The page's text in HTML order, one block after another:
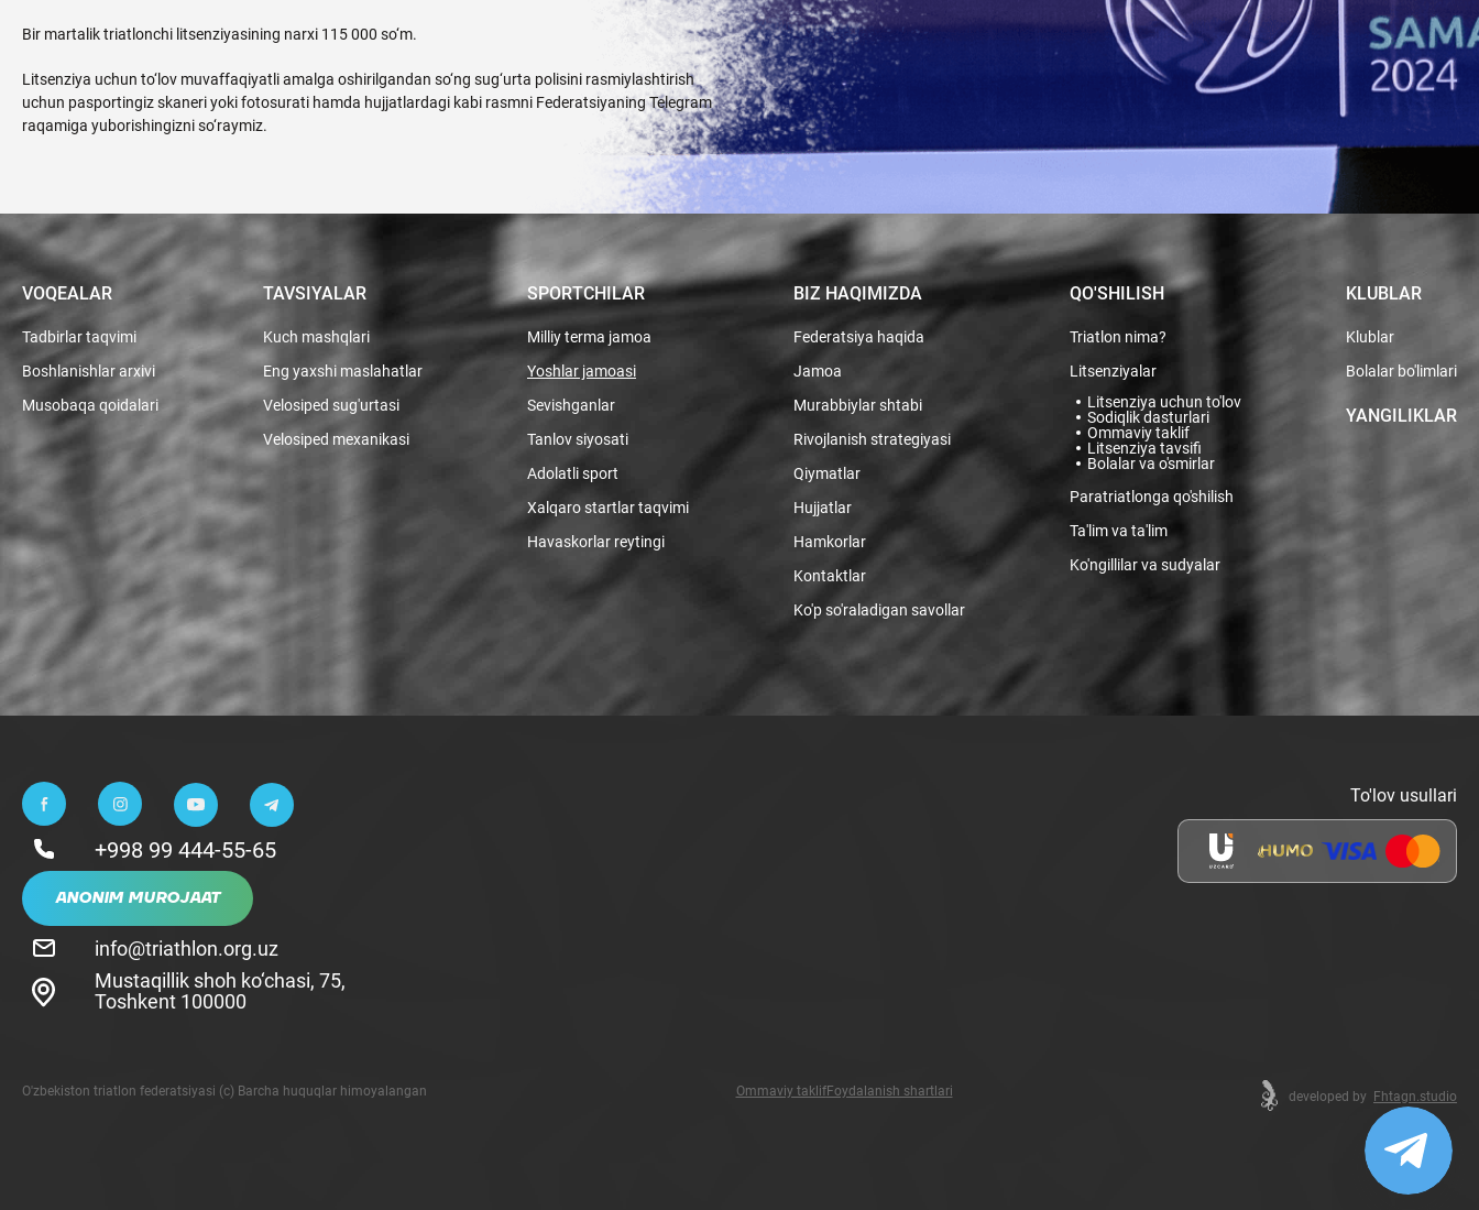
Bir martalik triatlonchi litsenziyasining narxi 115 000 so‘m.
Litsenziya uchun to‘lov muvaffaqiyatli amalga oshirilgandan so‘ng sug‘urta polisini rasmiylashtirish
uchun pasportingiz skaneri yoki fotosurati hamda hujjatlardagi kabi rasmni FederatsiyaningTelegram
raqamiga yuborishingizni so‘raymiz.
VOQEALAR
Tadbirlar taqvimi
Boshlanishlar arxivi
Musobaqa qoidalari
TAVSIYALAR
Kuch mashqlari
Eng yaxshi maslahatlar
Velosiped sug'urtasi
Velosiped mexanikasi
SPORTCHILAR
Milliy terma jamoa
Yoshlar jamoasi
Sevishganlar
Tanlov siyosati
Adolatli sport
Xalqaro startlar taqvimi
Havaskorlar reytingi
BIZ HAQIMIZDA
Federatsiya haqida
Jamoa
Murabbiylar shtabi
Rivojlanish strategiyasi
Qiymatlar
Hujjatlar
Hamkorlar
Kontaktlar
Ko'p so'raladigan savollar
QO'SHILISH
Triatlon nima?
Litsenziyalar
Litsenziya uchun to'lov
Sodiqlik dasturlari
Ommaviy taklif
Litsenziya tavsifi
Bolalar va o'smirlar
Paratriatlonga qo'shilish
Ta'lim va ta'lim
Ko'ngillilar va sudyalar
KLUBLAR
Klublar
Bolalar bo'limlari
YANGILIKLAR
+998 99 444-55-65
ANONIM MUROJAAT
info@triathlon.org.uz
Mustaqillik shoh ko‘chasi, 75,
Toshkent 100000
To'lov usullari
O'zbekiston triatlon federatsiyasi (c) Barcha huquqlar himoyalangan Ommaviy taklifFoydalanish shartlari developed by Fhtagn.studio